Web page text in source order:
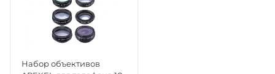
Набор объективов